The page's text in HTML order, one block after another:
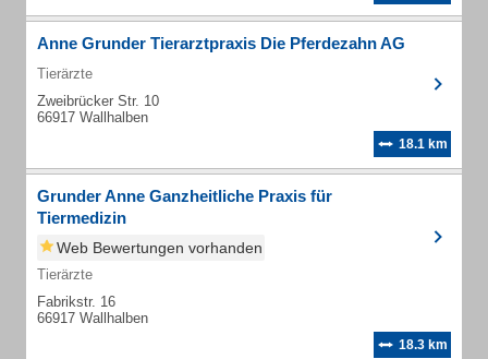
Anne Grunder Tierarztpraxis Die Pferdezahn AG
Tierärzte
Zweibrücker Str. 10
66917 Wallhalben
18.1 km
Grunder Anne Ganzheitliche Praxis für
Tiermedizin
Web Bewertungen vorhanden
Tierärzte
Fabrikstr. 16
66917 Wallhalben
18.3 km